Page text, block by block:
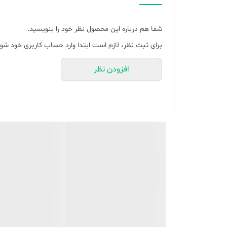
شما هم درباره این محصول نظر خود را بنویسید.
برای ثبت نظر، لازم است ابتدا وارد حساب کاربری خود
افزودن نظر